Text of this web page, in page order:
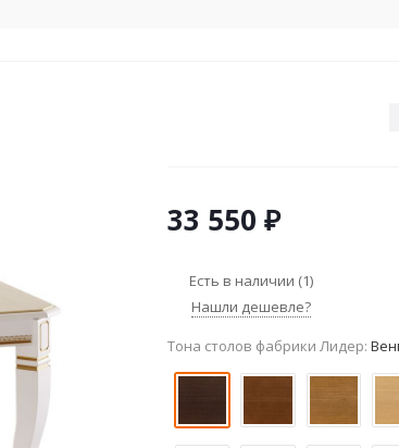
33 550 ₽
Есть в наличии (1)
Нашли дешевле?
Тона столов фабрики Лидер: